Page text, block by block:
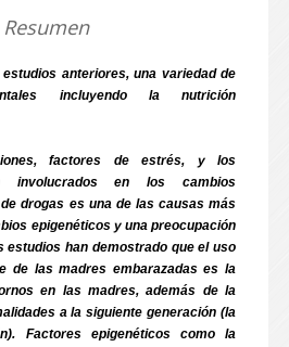
Resumen
estudios anteriores, una variedad de
incluyendo la nutrición
factores de estrés, y los
involucrados en los cambios
drogas es una de las causas más
epigenéticos y una preocupación
estudios han demostrado que el uso
de las madres embarazadas es la
en las madres, además de la
a la siguiente generación (la
Factores epigenéticos como la